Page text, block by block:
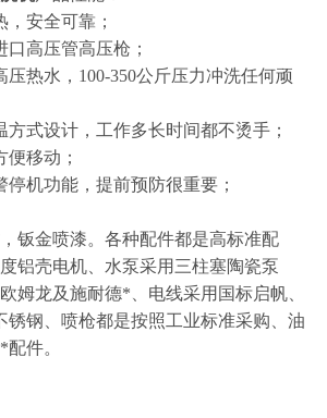
，安全可靠；
口高压管高压枪；
热水， 100-350公斤压力冲洗任何顽
方式设计，工作多长时间都不烫手；
便移动；
停机功能，提前预防很重要；
钣金喷漆。各种配件都是高标准配
铝壳电机、水泵采用三柱塞陶瓷泵
姆龙及施耐德*、电线采用国标启帆、
锈钢、喷枪都是按照工业标准采购、油
件。